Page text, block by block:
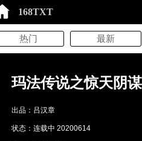
168TXT
热门 最新
玛法传说之惊天阴谋
出品：吕汉章
状态：连载中 20200614